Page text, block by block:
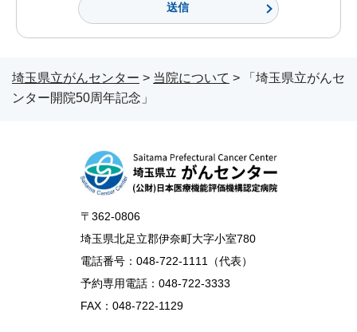
送信
埼玉県立がんセンター > 当院について > 「埼玉県立がんセ
ンター開院50周年記念」
〒362-0806
埼玉県北足立郡伊奈町大字小室780
電話番号：048-722-1111（代表）
予約専用電話：048-722-3333
FAX：048-722-1129